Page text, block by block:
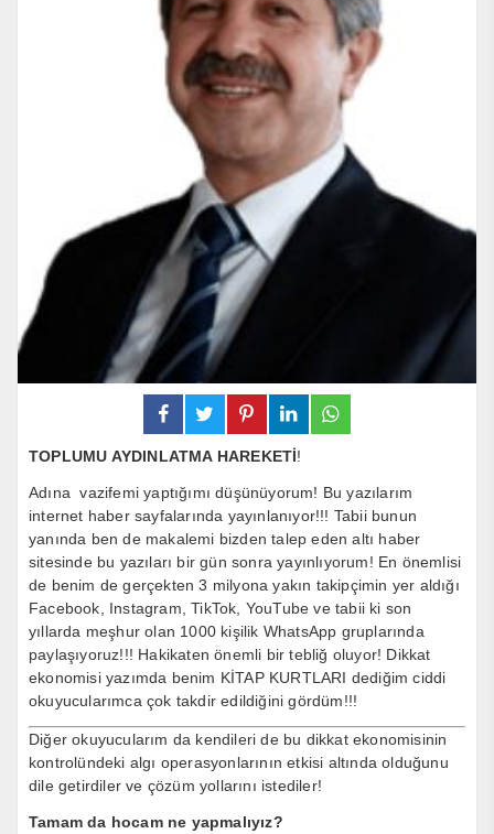
TOPLUMU AYDINLATMA HAREKETİ!
Adına vazifemi yaptığımı düşünüyorum! Bu yazılarım
internet haber sayfalarında yayınlanıyor!!! Tabii bunun
yanında ben de makalemi bizden talep eden altı haber
sitesinde bu yazıları bir gün sonra yayınlıyorum! En önemlisi
de benim de gerçekten 3 milyona yakın takipçimin yer aldığı
Facebook, Instagram, TikTok, YouTube ve tabii ki son
yıllarda meşhur olan 1000 kişilik WhatsApp gruplarında
paylaşıyoruz!!! Hakikaten önemli bir tebliğ oluyor! Dikkat
ekonomisi yazımda benim KİTAP KURTLARI dediğim ciddi
okuyucularımca çok takdir edildiğini gördüm!!!
Diğer okuyucularım da kendileri de bu dikkat ekonomisinin
kontrolündeki algı operasyonlarının etkisi altında olduğunu
dile getirdiler ve çözüm yollarını istediler!
Tamam da hocam ne yapmalıyız?